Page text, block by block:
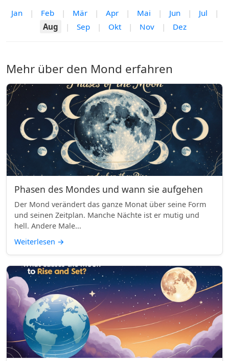
Jan | Feb | Mär | Apr | Mai | Jun | Jul
|
Aug
| Sep | Okt | Nov | Dez
Mehr über den Mond erfahren
Phasen des Mondes und wann sie aufgehen
Der Mond verändert das ganze Monat über seine Form
und seinen Zeitplan. Manche Nächte ist er mutig und
hell. Andere Male...
Weiterlesen →